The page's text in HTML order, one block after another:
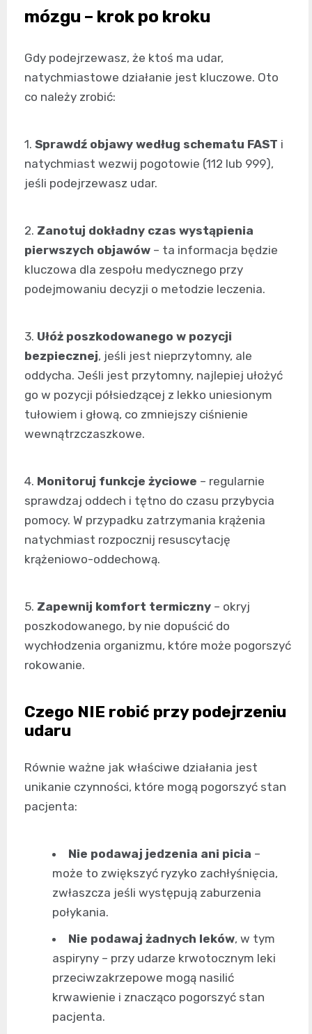
mózgu – krok po kroku
Gdy podejrzewasz, że ktoś ma udar,
natychmiastowe działanie jest kluczowe. Oto
co należy zrobić:
1. Sprawdź objawy według schematu FAST i
natychmiast wezwij pogotowie (112 lub 999),
jeśli podejrzewasz udar.
2. Zanotuj dokładny czas wystąpienia
pierwszych objawów – ta informacja będzie
kluczowa dla zespołu medycznego przy
podejmowaniu decyzji o metodzie leczenia.
3. Ułóż poszkodowanego w pozycji
bezpiecznej, jeśli jest nieprzytomny, ale
oddycha. Jeśli jest przytomny, najlepiej ułożyć
go w pozycji półsiedzącej z lekko uniesionym
tułowiem i głową, co zmniejszy ciśnienie
wewnątrzczaszkowe.
4. Monitoruj funkcje życiowe – regularnie
sprawdzaj oddech i tętno do czasu przybycia
pomocy. W przypadku zatrzymania krążenia
natychmiast rozpocznij resuscytację
krążeniowo-oddechową.
5. Zapewnij komfort termiczny – okryj
poszkodowanego, by nie dopuścić do
wychłodzenia organizmu, które może pogorszyć
rokowanie.
Czego NIE robić przy podejrzeniu
udaru
Równie ważne jak właściwe działania jest
unikanie czynności, które mogą pogorszyć stan
pacjenta:
Nie podawaj jedzenia ani picia –
może to zwiększyć ryzyko zachłyśnięcia,
zwłaszcza jeśli występują zaburzenia
połykania.
Nie podawaj żadnych leków, w tym
aspiryny – przy udarze krwotocznym leki
przeciwzakrzepowe mogą nasilić
krwawienie i znacząco pogorszyć stan
pacjenta.